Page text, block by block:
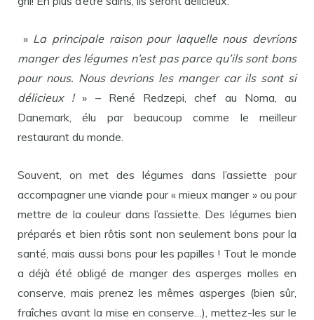
» La principale raison pour laquelle nous devrions
manger des légumes n’est pas parce qu’ils sont bons
pour nous. Nous devrions les manger car ils sont si
délicieux !» – René Redzepi, chef au Noma, au
Danemark, élu par beaucoup comme le meilleur
restaurant du monde.
Souvent, on met des légumes dans l’assiette pour
accompagner une viande pour « mieux manger » ou pour
mettre de la couleur dans l’assiette. Des légumes bien
préparés et bien rôtis sont non seulement bons pour la
santé, mais aussi bons pour les papilles ! Tout le monde
a déjà été obligé de manger des asperges molles en
conserve, mais prenez les mêmes asperges (bien sûr,
fraîches avant la mise en conserve…), mettez-les sur le